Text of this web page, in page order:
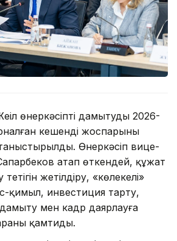
өнеркәсіпті дамытудың 2026-
кешенді жоспарының
таныстырылды. Өнеркәсіп вице-
атап өткендей, құжат
жетілдіру, «көлеңкелі»
қимыл, инвестиция тарту,
мен кадр даярлауға
қамтиды.